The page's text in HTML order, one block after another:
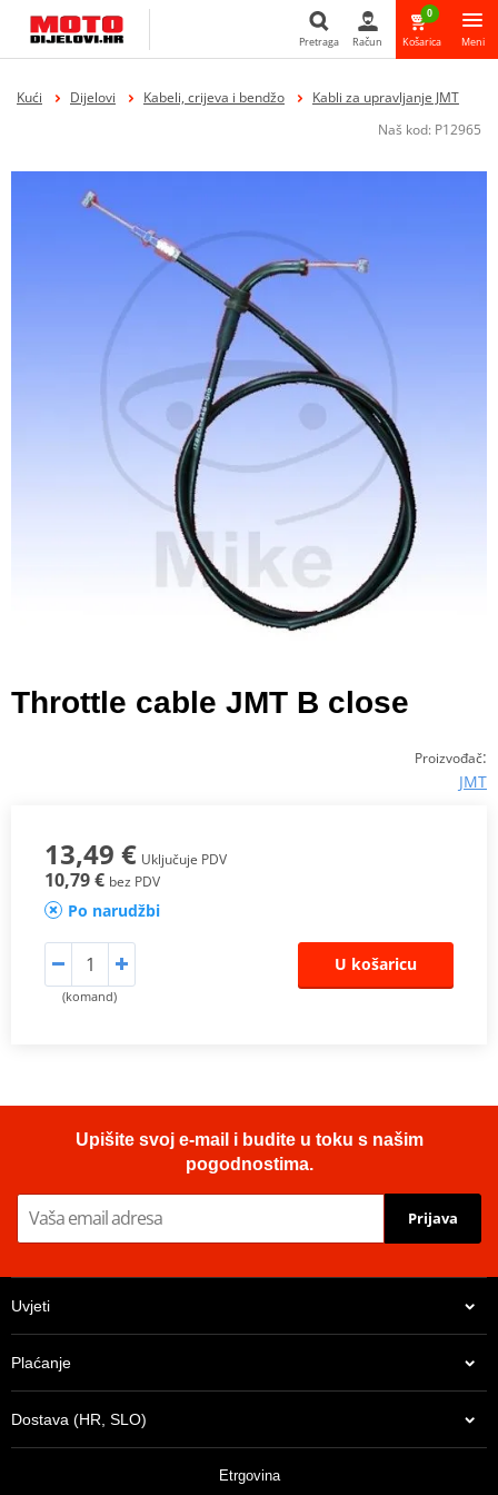
Pretraga
Pretraga Račun
0
Košarica Meni
Kući Dijelovi Kabeli, crijeva i bendžo
Kabli za upravljanje JMT
Naš kod: P12965
Throttle cable JMT B close
Proizvođač:
JMT
13,49 € Uključuje PDV
10,79 € bez PDV
Po narudžbi
(komand)
U košaricu
Upišite svoj e-mail i budite u toku s našim
pogodnostima.
Prijava
Uvjeti
Plaćanje
Dostava (HR, SLO)
Etrgovina